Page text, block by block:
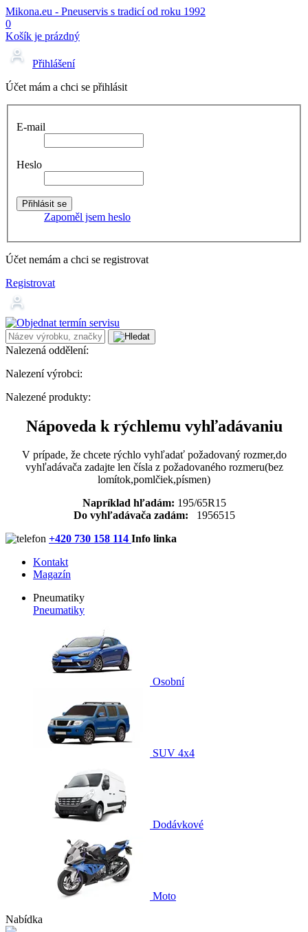
Mikona.eu - Pneuservis s tradicí od roku 1992
0
Košík je prázdný
Přihlášení
Účet mám a chci se přihlásit
E-mail
Heslo
Zapoměl jsem heslo
Účet nemám a chci se registrovat
Registrovat
Nalezená oddělení:
Nalezení výrobci:
Nalezené produkty:
Nápoveda k rýchlemu vyhľadávaniu
V prípade, že chcete rýchlo vyhľadať požadovaný rozmer,do
vyhľadávača zadajte len čísla z požadovaného rozmeru(bez
lomítok,pomlčiek,písmen)
Napríklad hľadám: 195/65R15
Do vyhľadávača zadám: 1956515
+420 730 158 114 Info linka
Kontakt
Magazín
Pneumatiky
Pneumatiky
Osobní
SUV 4x4
Dodávkové
Moto
Nabídka